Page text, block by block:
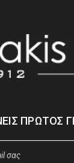
ΠΡΏΤΟΣ